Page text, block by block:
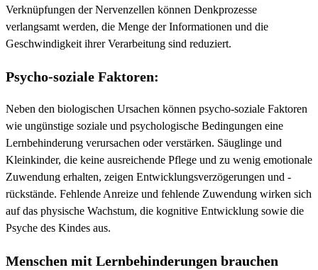
Verknüpfungen der Nervenzellen können Denkprozesse
verlangsamt werden, die Menge der Informationen und die
Geschwindigkeit ihrer Verarbeitung sind reduziert.
Psycho-soziale Faktoren:
Neben den biologischen Ursachen können psycho-soziale Faktoren
wie ungünstige soziale und psychologische Bedingungen eine
Lernbehinderung verursachen oder verstärken. Säuglinge und
Kleinkinder, die keine ausreichende Pflege und zu wenig emotionale
Zuwendung erhalten, zeigen Entwicklungsverzögerungen und -
rückstände. Fehlende Anreize und fehlende Zuwendung wirken sich
auf das physische Wachstum, die kognitive Entwicklung sowie die
Psyche des Kindes aus.
Menschen mit Lernbehinderungen brauchen